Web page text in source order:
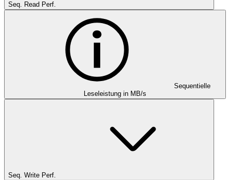
Seq. Read Perf.
Sequentielle
Leseleistung in MB/s
Seq. Write Perf.